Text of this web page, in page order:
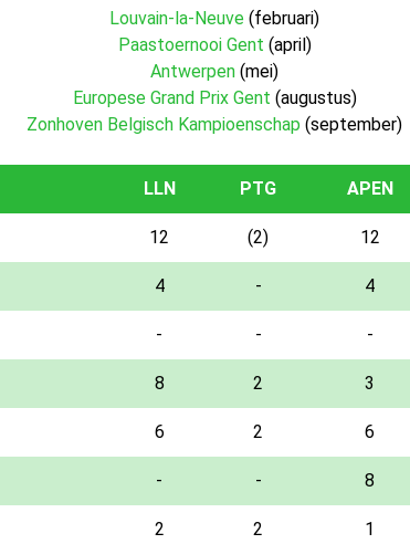
Louvain-la-Neuve (februari)
Paastoernooi Gent (april)
Antwerpen (mei)
Europese Grand Prix Gent (augustus)
Zonhoven Belgisch Kampioenschap (september)
LLN PTG APEN
12 (2) 12
4 - 4
- - -
8 2 3
6 2 6
- - 8
2 2 1